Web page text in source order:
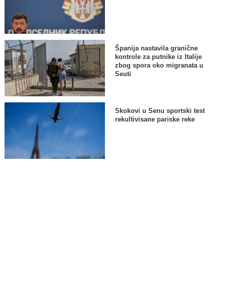
Španija nastavila granične
kontrole za putnike iz Italije
zbog spora oko migranata u
Seuti
Skokovi u Senu sportski test
rekultivisane pariske reke